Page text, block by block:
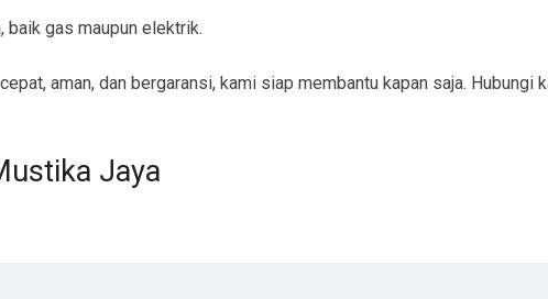
baik gas maupun elektrik.
aman, dan bergaransi, kami siap membantu kapan saja. Hubungi
Jaya